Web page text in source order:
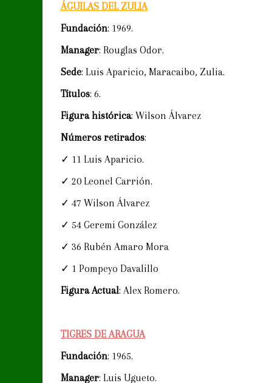
ÁGUILAS DEL ZULIA
Fundación: 1969.
Manager: Rouglas Odor.
Sede: Luis Aparicio, Maracaibo, Zulia.
Títulos: 6.
Figura histórica: Wilson Álvarez
Números retirados:
✓ 11 Luis Aparicio.
✓ 20 Leonel Carrión.
✓ 47 Wilson Álvarez
✓ 54 Geremi González
✓ 36 Rubén Amaro Mora
✓ 1 Pompeyo Davalillo
Figura Actual: Alex Romero.
TIGRES DE ARAGUA
Fundación: 1965.
Manager: Luis Ugueto.